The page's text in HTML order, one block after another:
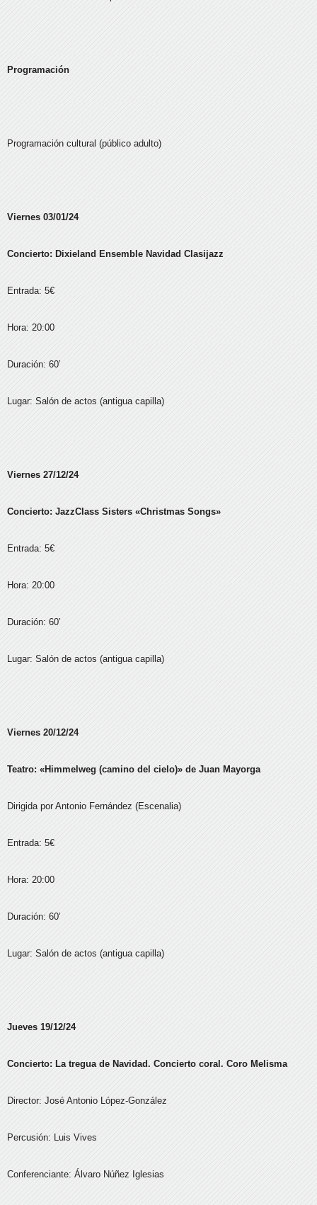
Programación
Programación cultural (público adulto)
Viernes 03/01/24
Concierto: Dixieland Ensemble Navidad Clasijazz
Entrada: 5€
Hora: 20:00
Duración: 60’
Lugar: Salón de actos (antigua capilla)
Viernes 27/12/24
Concierto: JazzClass Sisters «Christmas Songs»
Entrada: 5€
Hora: 20:00
Duración: 60’
Lugar: Salón de actos (antigua capilla)
Viernes 20/12/24
Teatro: «Himmelweg (camino del cielo)» de Juan Mayorga
Dirigida por Antonio Fernández (Escenalia)
Entrada: 5€
Hora: 20:00
Duración: 60’
Lugar: Salón de actos (antigua capilla)
Jueves 19/12/24
Concierto: La tregua de Navidad. Concierto coral. Coro Melisma
Director: José Antonio López-González
Percusión: Luis Vives
Conferenciante: Álvaro Núñez Iglesias